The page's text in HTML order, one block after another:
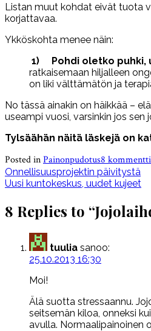
Listan muut kohdat eivät tuota
korjattavaa.
Ykköskohta menee näin:
1) Pohdi oletko
ratkaisemaan hiljalleen
on liki välttämätön ja
No tässä ainakin on häikkää –
useampi vuosi, varsinkin jos
Tylsäähän näitä läskejä on
Posted inPainonpudotus8
Artikkelien
selaus
Onnellisuusprojektin päivitystä
Uusi kuntokeskus, uudet kujeet
8 Replies to “
tuulia sanoo:
25.10.2013 16:30
Moi!
Älä suotta stressaannu.
seitsemän kiloa, onneksi
avulla. Normaalipainoinen